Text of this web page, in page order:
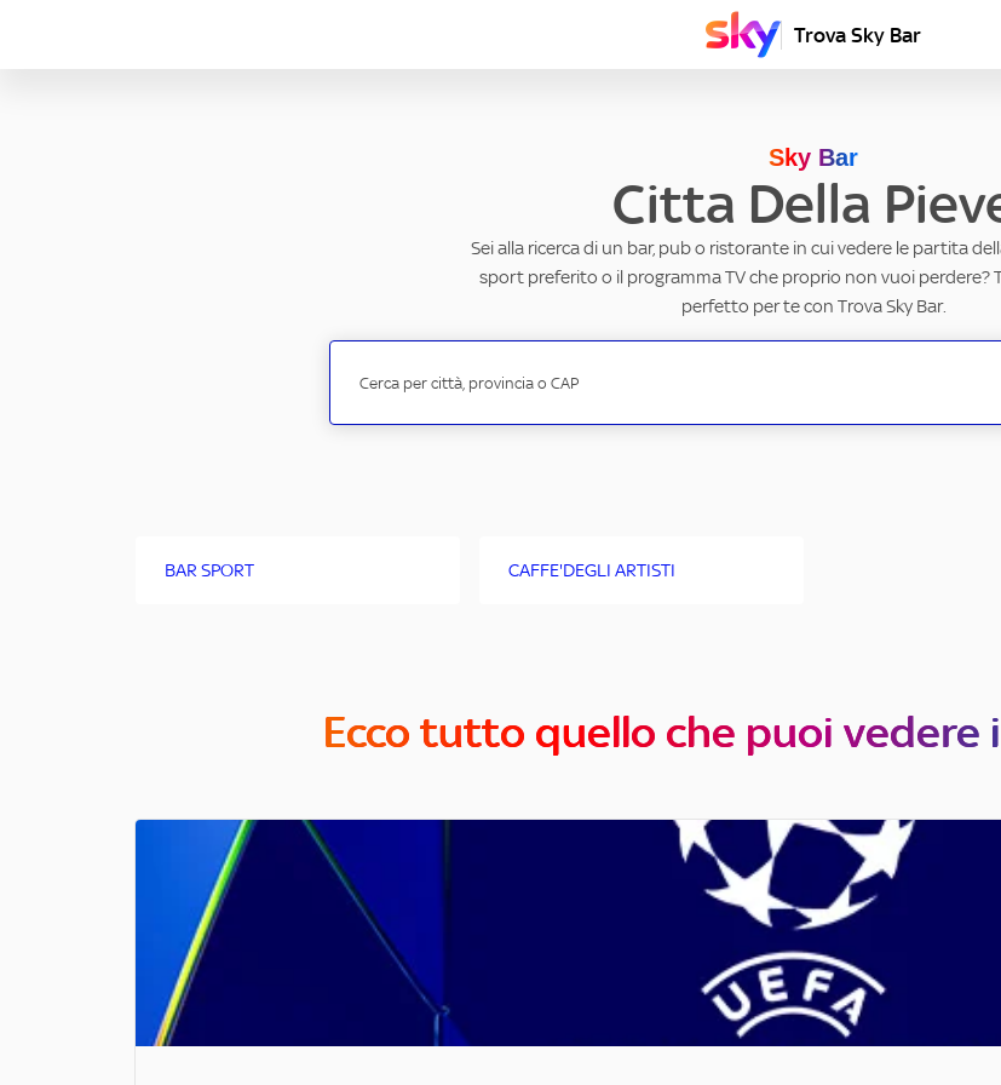
Trova Sky Bar
Sky Bar
Citta Della
Sei alla ricerca di un bar, pub o ristorante in cui vedere le partita
sport preferito o il programma TV che proprio non vuoi perdere?
perfetto per te con Trova Sky Bar.
BAR SPORT CAFFE'DEGLI ARTISTI
Ecco tutto quello che puoi vedere